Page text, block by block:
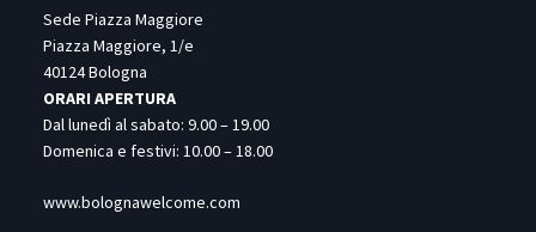
Sede Piazza Maggiore
Piazza Maggiore, 1/e
40124 Bologna
ORARI APERTURA
Dal lunedì al sabato: 9.00 – 19.00
Domenica e festivi: 10.00 – 18.00
www.bolognawelcome.com